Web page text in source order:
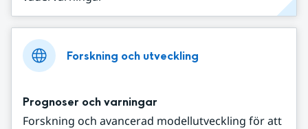
Forskning och utveckling
Prognoser och varningar
Forskning och avancerad modellutveckling för att